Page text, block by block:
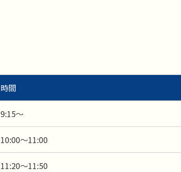
時間
9:15～
10:00～11:00
11:20～11:50